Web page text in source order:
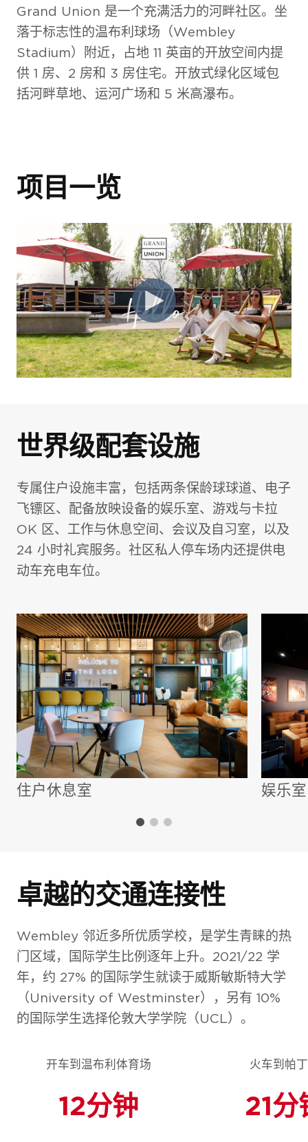
Grand Union 是一个充满活力的河畔社区。坐
落于标志性的温布利球场（Wembley
Stadium）附近，占地 11 英亩的开放空间内提
供 1 房、2 房和 3 房住宅。开放式绿化区域包
括河畔草地、运河广场和 5 米高瀑布。
项目一览
世界级配套设施
专属住户设施丰富，包括两条保龄球球道、电子
飞镖区、配备放映设备的娱乐室、游戏与卡拉
OK 区、工作与休息空间、会议及自习室，以及
24 小时礼宾服务。社区私人停车场内还提供电
动车充电车位。
住户休息室 娱乐室
卓越的交通连接性
Wembley 邻近多所优质学校，是学生青睐的热
门区域，国际学生比例逐年上升。2021/22 学
年，约 27% 的国际学生就读于威斯敏斯特大学
（University of Westminster），另有 10%
的国际学生选择伦敦大学学院（UCL）。
开车到温布利体育场
12分钟
火车到帕
21分
照片库
室内